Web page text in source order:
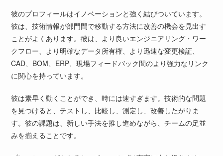
彼のプロフィールはイノベーションと強く結びついています。
彼は、技術情報が部門間で移動する方法に改善の機会を見出す
ことがよくあります。彼は、より良いエンジニアリング・ワー
クフロー、より明確なデータ所有権、より迅速な変更検証、
CAD、BOM、ERP、現場フィードバック間のより強力なリンク
に関心を持っています。
彼は素早く動くことができ、時には速すぎます。技術的な問題
を見つけると、テストし、比較し、測定し、改善したがりま
す。彼の課題は、新しい手法を推し進めながら、チームの足並
みを揃えることです。